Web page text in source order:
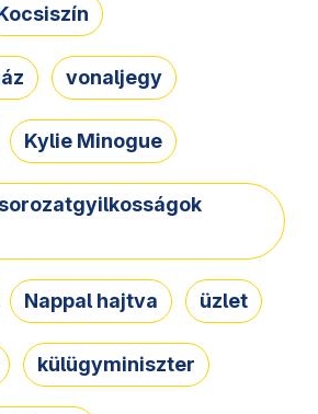
vonaljegy
Kylie Minogue
Nappal hajtva üzlet
külügyminiszter